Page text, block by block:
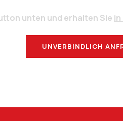
unten und erhalten Sie
UNVERBINDLICH